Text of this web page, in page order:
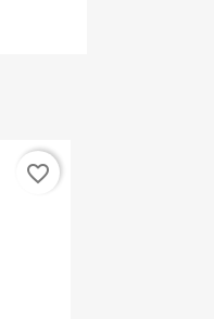
favorite_border